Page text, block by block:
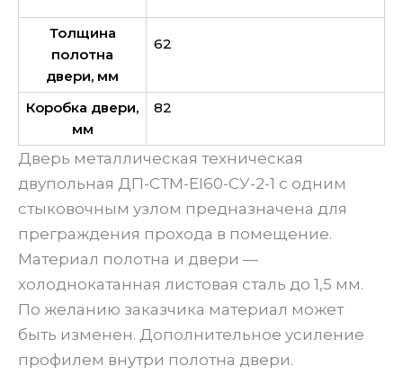
Толщина
полотна
двери, мм
62
Коробка двери,
мм
82
Дверь металлическая техническая
двупольная ДП-СТМ-EI60-СУ-2-1 с одним
стыковочным узлом предназначена для
преграждения прохода в помещение.
Материал полотна и двери —
холоднокатанная листовая сталь до 1,5 мм.
По желанию заказчика материал может
быть изменен. Дополнительное усиление
профилем внутри полотна двери.